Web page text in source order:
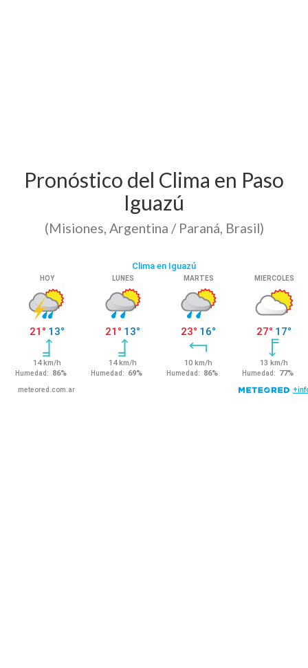
Pronóstico del Clima en Paso
Iguazú
(Misiones, Argentina / Paraná, Brasil)